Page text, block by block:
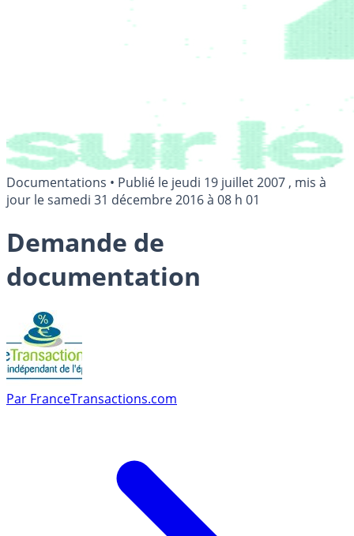
Documentations • Publié le jeudi 19 juillet 2007 , mis à
jour lesamedi 31 décembre 2016 à 08 h 01
Demande de
documentation
Par FranceTransactions.com